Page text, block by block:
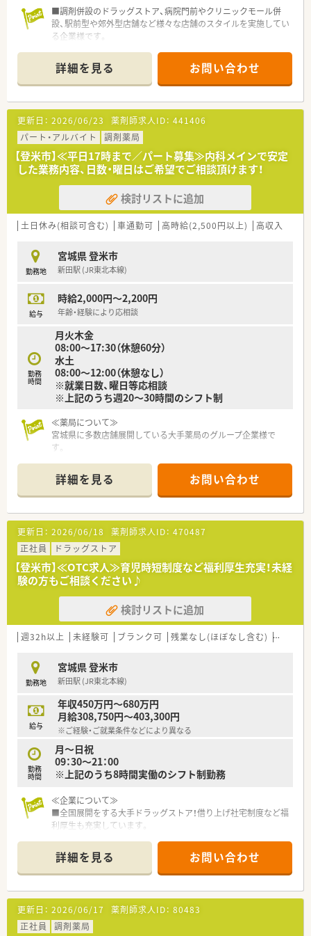
■調剤併設のドラッグストア、病院門前やクリニックモール併
設、駅前型や郊外型店舗など様々な店舗のスタイルを実施してい
る企業様です。
ションを取ることがお好きな方におすすめ！
■商業施設からも近く、食事処も多いエリアで利便性◎
詳細を見る お問い合わせ
更新日： 2026/06/23 薬剤師求人ID： 441406
パート・アルバイト
調剤薬局
【登米市】≪平日17時まで／パート募集≫内科メインで安定
した業務内容、日数・曜日はご希望でご相談頂けます！
検討リストに追加
土日休み(相談可含む) 車通勤可 高時給(2,500円以上) 高収入
勤務地
宮城県 登米市
新田駅 (JR東北本線)
給与
時給2,000円～2,200円
年齢・経験により応相談
勤務
時間
月火木金
08:00～17:30（休憩60分）
水土
08:00～12:00（休憩なし）
※就業日数、曜日等応相談
※上記のうち週20～30時間のシフト制
≪薬局について≫
宮城県に多数店舗展開している大手薬局のグループ企業様で
す。
市内中心部にも近く、お車での通勤に大変便利です。
電子薬歴、調剤機器も揃い、業務サポートもしっり整っている職
場です。
詳細を見る お問い合わせ
更新日： 2026/06/18 薬剤師求人ID： 470487
正社員
ドラッグストア
【登米市】≪OTC求人≫育児時短制度など福利厚生充実！未経
験の方もご相談ください♪
検討リストに追加
週32h以上 未経験可 ブランク可 残業なし(ほぼなし含む) 車通勤
勤務地
宮城県 登米市
新田駅 (JR東北本線)
給与
年収450万円～680万円
月給308,750円～403,300円
※ご経験・ご就業条件などにより異なる
勤務
時間
月～日祝
09：30～21：00
※上記のうち8時間実働のシフト制勤務
≪企業について≫
■全国展開をする大手ドラッグストア！借り上げ社宅制度など福
利厚生も充実しています。
全国44都道府県に展開しています。
■店舗で働くスタッフを＜調剤・OTCカウンセリングスタッフ＞
と＜店舗運営スタッフ＞のふたつに分けた「1店舗2ライン制」を
導入し、患者様・お客様目線の接遇を実現されています。
■月1回の集合教育の他、現場実習もあり仕事を覚えやすい環境
です。薬剤師とそれ以外の職種で業務を割り振り、薬剤師の負荷
を軽減！薬剤師はレジ業務を軽減、OTCのカウンセリング販売や
詳細を見る お問い合わせ
更新日： 2026/06/17 薬剤師求人ID： 80483
正社員
調剤薬局